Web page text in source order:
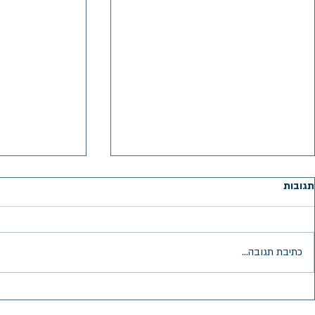
עוד הצלחה!
בשימוע
תגובות
כתיבת תגובה...